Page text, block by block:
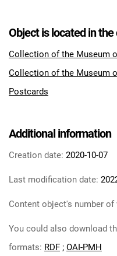
Object is located in
Collection of the Museum
Collection of the Museum
Postcards
Additional information
Creation date: 2020-10-07
Last modification date:
Content object's number of
You could also download
formats: RDF ; OAI-PMH